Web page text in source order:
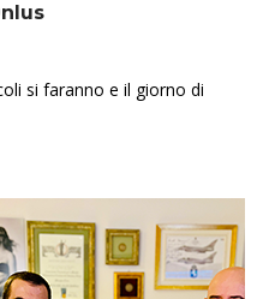
si faranno e il giorno di